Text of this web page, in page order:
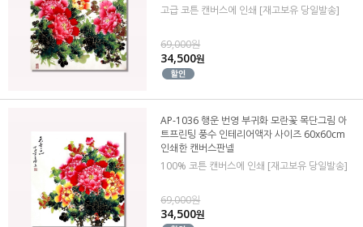
고급 코튼 캔버스에 인쇄 [재고보유 당일발송]
69,000원
34,500원
AP-1036 행운 번영 부귀화 모란꽃 목단그림 아
트프린팅 풍수 인테리어액자 사이즈 60x60cm
인쇄한 캔버스판넬
100% 코튼 캔버스에 인쇄 [재고보유 당일발송]
69,000원
34,500원